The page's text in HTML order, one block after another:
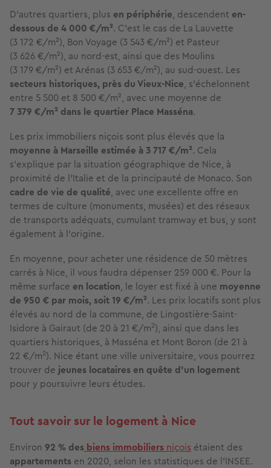
D'autres quartiers, plus en périphérie, descendent en-
dessous de 4 000 €/m². C'est le cas de La Lauvette
(3 172 €/m²), Bon Voyage (3 543 €/m²) et Pasteur
(3 626 €/m²), au nord-est, ainsi que des Moulins
(3 179 €/m²) et Arénas (3 653 €/m²), au sud-ouest. Les
secteurs historiques, près du Vieux-Nice, s'échelonnent
entre 5 500 et 8 500 €/m², avec une moyenne de
7 379 €/m² dans le quartier Place Masséna.
Les prix immobiliers niçois sont plus élevés que la
moyenne à Marseille estimée à 3 717 €/m². Cela
s'explique par la situation géographique de Nice, à
proximité de l'Italie et de la principauté de Monaco. Son
cadre de vie de qualité, avec une excellente offre en
termes de culture (monuments, musées) et des réseaux
de transports adéquats, cumulant tramway et bus, y sont
également à l’origine.
En moyenne, pour acheter une résidence de 50 mètres
carrés à Nice, il vous faudra dépenser 259 000 €. Pour la
même surface en location, le loyer est fixé à une moyenne
de 950 € par mois, soit 19 €/m². Les prix locatifs sont plus
élevés au nord de la commune, de Lingostière-Saint-
Isidore à Gairaut (de 20 à 21 €/m2), ainsi que dans les
quartiers historiques, à Masséna et Mont Boron (de 21 à
22 €/m2). Nice étant une ville universitaire, vous pourrez
trouver de jeunes locataires en quête d'un logement
pour y poursuivre leurs études.
Tout savoir sur le logement à Nice
Environ 92 % des biens immobiliers niçois étaient des
appartements en 2020, selon les statistiques de l'INSEE.